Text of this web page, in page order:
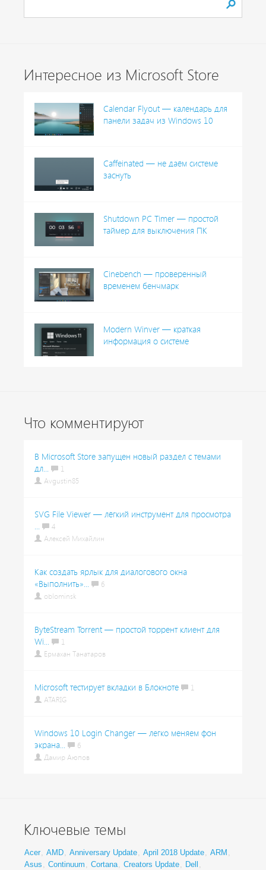
Интересное из Microsoft Store
Calendar Flyout — календарь для
панели задач из Windows 10
Caffeinated — не даём системе
заснуть
Shutdown PC Timer — простой
таймер для выключения ПК
Cinebench — проверенный
временем бенчмарк
Modern Winver — краткая
информация о системе
Что комментируют
В Microsoft Store запущен новый раздел с темами
дл...
1
Avgustin85
SVG File Viewer — лёгкий инструмент для просмотра
...
4
Алексей Михайлин
Как создать ярлык для диалогового окна
«Выполнить»...
6
oblominsk
ByteStream Torrent — простой торрент клиент для
Wi...
1
Ермахан Танатаров
Microsoft тестирует вкладки в Блокноте
1
ATARIG
Windows 10 Login Changer — легко меняем фон
экрана...
6
Дамир Аюпов
Ключевые темы
Acer, AMD, Anniversary Update, April 2018 Update, ARM ,
Asus , Continuum , Cortana, Creators Update, Dell ,